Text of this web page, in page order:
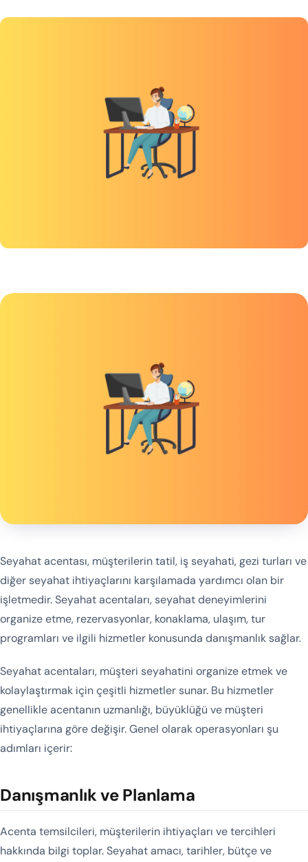
Seyahat acentası, müşterilerin tatil, iş seyahati, gezi turları ve
diğer seyahat ihtiyaçlarını karşılamada yardımcı olan bir
işletmedir. Seyahat acentaları, seyahat deneyimlerini
organize etme, rezervasyonlar, konaklama, ulaşım, tur
programları ve ilgili hizmetler konusunda danışmanlık sağlar.
Seyahat acentaları, müşteri seyahatini organize etmek ve
kolaylaştırmak için çeşitli hizmetler sunar. Bu hizmetler
genellikle acentanın uzmanlığı, büyüklüğü ve müşteri
ihtiyaçlarına göre değişir. Genel olarak operasyonları şu
adımları içerir:
Danışmanlık ve Planlama
Acenta temsilcileri, müşterilerin ihtiyaçları ve tercihleri
hakkında bilgi toplar. Seyahat amacı, tarihler, bütçe ve